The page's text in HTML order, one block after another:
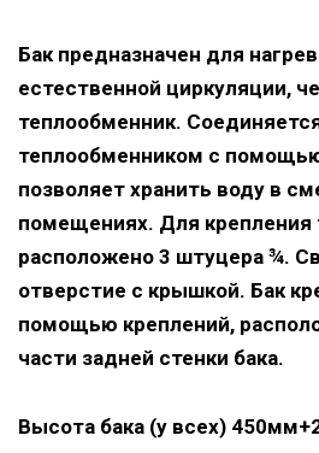
Бак предназначен для
естественной циркуляции,
теплообменник.
теплообменником с
позволяет хранить воду в
помещениях. Для крепления
расположено 3 штуцера ¾.
отверстие с крышкой. Бак
помощью креплений,
части задней стенки бака.
Высота бака (у всех)